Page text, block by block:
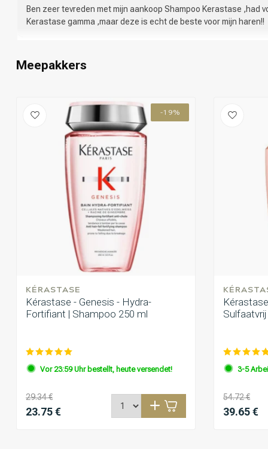
Ben zeer tevreden met mijn aankoop Shampoo Kerastase ,had
Kerastase gamma ,maar deze is echt de beste voor mijn haren!!
Meepakkers
-19%
KÉRASTASE
Kérastase - Genesis - Hydra-
Fortifiant | Shampoo 250 ml
Vor 23:59 Uhr bestellt, heute versendet!
29.34 €
23.75 €
3-5
54.72 €
39.65 €